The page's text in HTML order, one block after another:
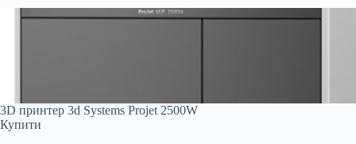
3D принтер 3d Systems Projet 2500W
Купити